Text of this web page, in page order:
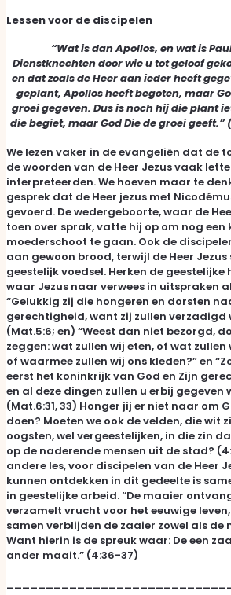
Lessen voor de discipelen
“Wat is dan Apollos, en wat is
Dienstknechten door wie u tot geloof
en dat zoals de Heer aan ieder heeft
geplant, Apollos heeft begoten, maar
groei gegeven. Dus is noch hij die plant
die begiet, maar God Die de groei geeft.”
We lezen vaker in de evangeliën dat de
de woorden van de Heer Jezus vaak
interpreteerden. We hoeven maar te
gesprek dat de Heer jezus met
gevoerd. De wedergeboorte, waar de
toen over sprak, vatte hij op om nog een
moederschoot te gaan. Ook de
aan gewoon brood, terwijl de Heer Jezus
geestelijk voedsel. Herken de geestelijke
waar Jezus naar verwees in uitspraken
“Gelukkig zij die hongeren en dorsten
gerechtigheid, want zij zullen verzadigd
(Mat.5:6; en) “Weest dan niet bezorgd,
zeggen: wat zullen wij eten, of wat zullen
of waarmee zullen wij ons kleden?” en
eerst het koninkrijk van God en Zijn
en al deze dingen zullen u erbij gegeven
(Mat.6:31, 33) Honger jij er niet naar om
doen? Moeten we ook de velden, die wit
oogsten, wel vergeestelijken, in die zin
op de naderende mensen uit de stad?
andere les, voor discipelen van de Heer
kunnen ontdekken in dit gedeelte is
in geestelijke arbeid. “De maaier
verzamelt vrucht voor het eeuwige
samen verblijden de zaaier zowel als de
Want hierin is de spreuk waar: De een
ander maait.” (4:36-37)